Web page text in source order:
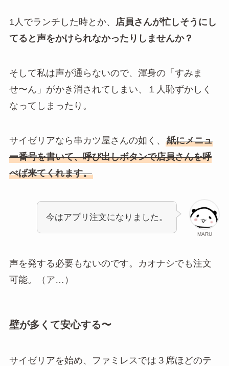
1人でランチした時とか、
店員さんが忙しそうにし
てると声をかけられなかったりしませんか？
そして私は声が通らないので、渾身の「すみま
せ〜ん」がかき消されてしまい、１人恥ずかしく
なってしまったり。
サイゼリアなら串カツ屋さんの如く、 紙にメニュ
ー番号を書いて、呼び出しボタンで店員さんを呼
べば来てくれます。
MARU
今はアプリ注文になりました。
声を発する必要もないのです。カオナシでも注文
可能。（ア…）
壁が多くて安心する〜
サイゼリアを始め、ファミレスでは３席ほどのテ